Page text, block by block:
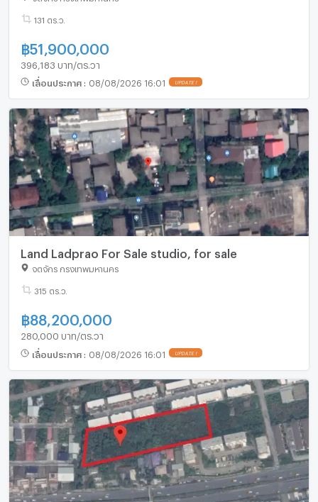
131 ตร.ว.
฿51,900,000
396,183 บาท/ตร.วา
เลื่อนประกาศ : 08/08/2026 16:01 UPDATE !
Land Ladprao For Sale studio, for sale
จตุจักร กรุงเทพมหานคร
315 ตร.ว.
฿88,200,000
280,000 บาท/ตร.วา
เลื่อนประกาศ : 08/08/2026 16:01 UPDATE !